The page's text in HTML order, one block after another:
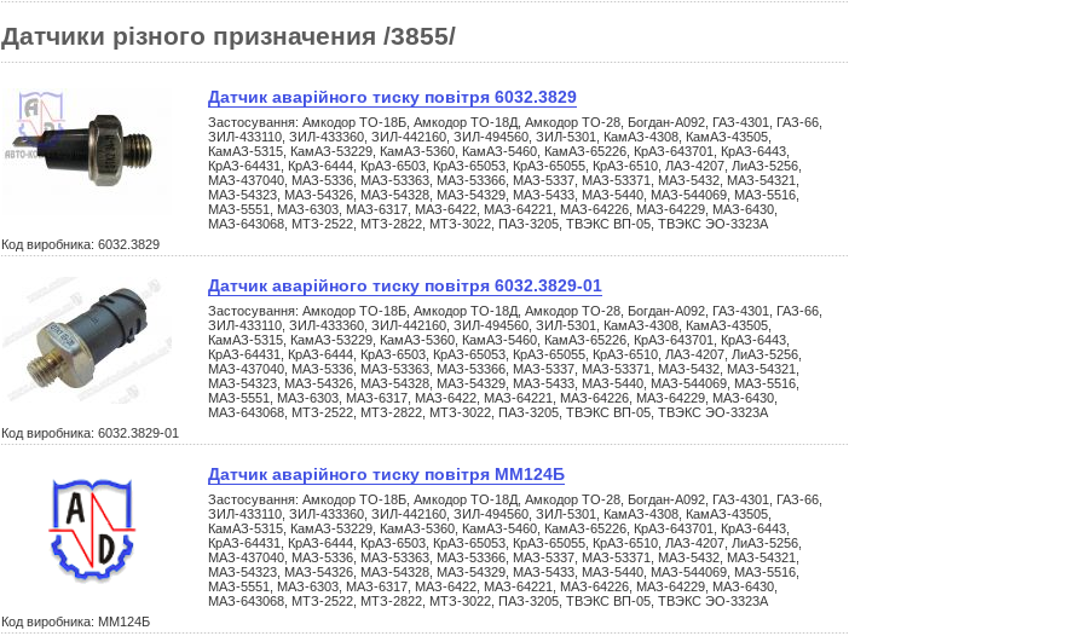
Датчики різного призначения /3855/
Датчик аварійного тиску повітря 6032.3829
Застосування: Амкодор ТО-18Б, Амкодор ТО-18Д, Амкодор ТО-28, Богдан-А092, ГАЗ-4301, ГАЗ-66,
ЗИЛ-433110, ЗИЛ-433360, ЗИЛ-442160, ЗИЛ-494560, ЗИЛ-5301, КамАЗ-4308, КамАЗ-43505,
КамАЗ-5315, КамАЗ-53229, КамАЗ-5360, КамАЗ-5460, КамАЗ-65226, КрАЗ-643701, КрАЗ-6443,
КрАЗ-64431, КрАЗ-6444, КрАЗ-6503, КрАЗ-65053, КрАЗ-65055, КрАЗ-6510, ЛАЗ-4207, ЛиАЗ-5256,
МАЗ-437040, МАЗ-5336, МАЗ-53363, МАЗ-53366, МАЗ-5337, МАЗ-53371, МАЗ-5432, МАЗ-54321,
МАЗ-54323, МАЗ-54326, МАЗ-54328, МАЗ-54329, МАЗ-5433, МАЗ-5440, МАЗ-544069, МАЗ-5516,
МАЗ-5551, МАЗ-6303, МАЗ-6317, МАЗ-6422, МАЗ-64221, МАЗ-64226, МАЗ-64229, МАЗ-6430,
МАЗ-643068, МТЗ-2522, МТЗ-2822, МТЗ-3022, ПАЗ-3205, ТВЭКС ВП-05, ТВЭКС ЭО-3323А
Код виробника: 6032.3829
Датчик аварійного тиску повітря 6032.3829-01
Застосування: Амкодор ТО-18Б, Амкодор ТО-18Д, Амкодор ТО-28, Богдан-А092, ГАЗ-4301, ГАЗ-66,
ЗИЛ-433110, ЗИЛ-433360, ЗИЛ-442160, ЗИЛ-494560, ЗИЛ-5301, КамАЗ-4308, КамАЗ-43505,
КамАЗ-5315, КамАЗ-53229, КамАЗ-5360, КамАЗ-5460, КамАЗ-65226, КрАЗ-643701, КрАЗ-6443,
КрАЗ-64431, КрАЗ-6444, КрАЗ-6503, КрАЗ-65053, КрАЗ-65055, КрАЗ-6510, ЛАЗ-4207, ЛиАЗ-5256,
МАЗ-437040, МАЗ-5336, МАЗ-53363, МАЗ-53366, МАЗ-5337, МАЗ-53371, МАЗ-5432, МАЗ-54321,
МАЗ-54323, МАЗ-54326, МАЗ-54328, МАЗ-54329, МАЗ-5433, МАЗ-5440, МАЗ-544069, МАЗ-5516,
МАЗ-5551, МАЗ-6303, МАЗ-6317, МАЗ-6422, МАЗ-64221, МАЗ-64226, МАЗ-64229, МАЗ-6430,
МАЗ-643068, МТЗ-2522, МТЗ-2822, МТЗ-3022, ПАЗ-3205, ТВЭКС ВП-05, ТВЭКС ЭО-3323А
Код виробника: 6032.3829-01
Датчик аварійного тиску повітря ММ124Б
Застосування: Амкодор ТО-18Б, Амкодор ТО-18Д, Амкодор ТО-28, Богдан-А092, ГАЗ-4301, ГАЗ-66,
ЗИЛ-433110, ЗИЛ-433360, ЗИЛ-442160, ЗИЛ-494560, ЗИЛ-5301, КамАЗ-4308, КамАЗ-43505,
КамАЗ-5315, КамАЗ-53229, КамАЗ-5360, КамАЗ-5460, КамАЗ-65226, КрАЗ-643701, КрАЗ-6443,
КрАЗ-64431, КрАЗ-6444, КрАЗ-6503, КрАЗ-65053, КрАЗ-65055, КрАЗ-6510, ЛАЗ-4207, ЛиАЗ-5256,
МАЗ-437040, МАЗ-5336, МАЗ-53363, МАЗ-53366, МАЗ-5337, МАЗ-53371, МАЗ-5432, МАЗ-54321,
МАЗ-54323, МАЗ-54326, МАЗ-54328, МАЗ-54329, МАЗ-5433, МАЗ-5440, МАЗ-544069, МАЗ-5516,
МАЗ-5551, МАЗ-6303, МАЗ-6317, МАЗ-6422, МАЗ-64221, МАЗ-64226, МАЗ-64229, МАЗ-6430,
МАЗ-643068, МТЗ-2522, МТЗ-2822, МТЗ-3022, ПАЗ-3205, ТВЭКС ВП-05, ТВЭКС ЭО-3323А
Код виробника: ММ124Б